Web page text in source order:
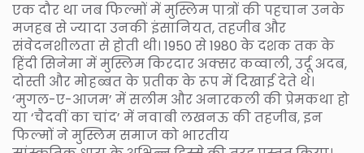
एक दौर था जब फिल्मों में मुस्लिम पात्रों की पहचान उनके
मजहब से ज्यादा उनकी इंसानियत, तहजीब और
संवेदनशीलता से होती थी। 1950 से 1980 के दशक तक के
हिंदी सिनेमा में मुस्लिम किरदार अक्सर कव्वाली, उर्दू अदब,
दोस्ती और मोहब्बत के प्रतीक के रूप में दिखाई देते थे।
‘मुगल-ए-आजम’ में सलीम और अनारकली की प्रेमकथा हो
या ‘चैदवीं का चांद’ में नवाबी लखनऊ की तहजीब, इन
फिल्मों ने मुस्लिम समाज को भारतीय